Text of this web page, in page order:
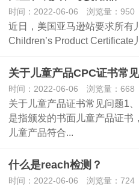
时间：2022-06-06 浏览量：950
近日，美国亚马逊站要求所有
Children’s Product Certificate
关于儿童产品CPC证书常
时间：2022-06-06 浏览量：668
关于儿童产品证书常见问题1
是指颁发的书面儿童产品证书
儿童产品符合...
什么是reach检测？
时间：2022-06-06 浏览量：724